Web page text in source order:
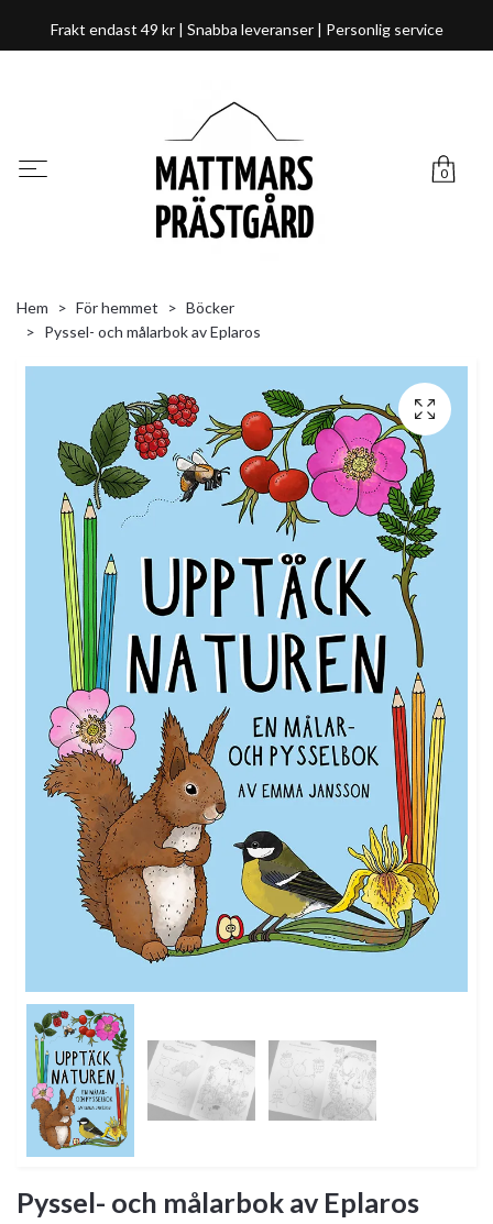
Frakt endast 49 kr | Snabba leveranser | Personlig service
0
Hem För hemmet
Böcker
Pyssel- och målarbok av Eplaros
Pyssel- och målarbok av Eplaros